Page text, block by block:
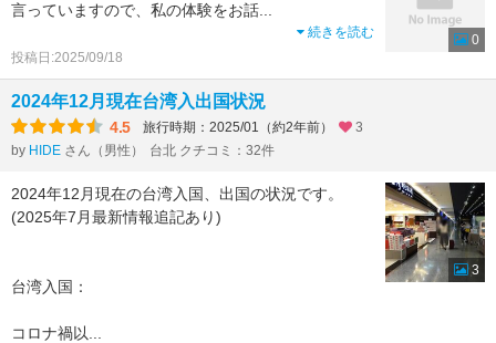
言っていますので、私の体験をお話
続きを読む
投稿日:2025/09/18
0
2024年12月現在台湾入出国状況
4.5 旅行時期：2025/01（約2年前）
3
by HIDE さん（男性） 台北 クチコミ：32件
2024年12月現在の台湾入国、出国の状況です。
(2025年7月最新情報追記あり)
台湾入国：
コロナ禍以
3